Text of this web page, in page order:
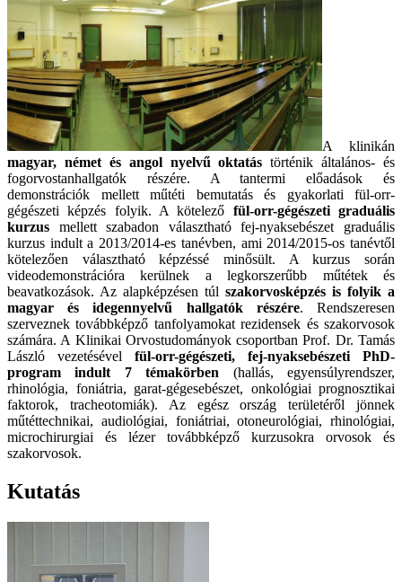
A klinikán
magyar, német és angol nyelvű oktatás történik általános- és
fogorvostanhallgatók részére. A tantermi előadások és
demonstrációk mellett műtéti bemutatás és gyakorlati fül-orr-
gégészeti képzés folyik. A kötelező fül-orr-gégészeti graduális
kurzus mellett szabadon választható fej-nyaksebészet graduális
kurzus indult a 2013/2014-es tanévben, ami 2014/2015-os tanévtől
kötelezően választható képzéssé minősült. A kurzus során
videodemonstrációra kerülnek a legkorszerűbb műtétek és
beavatkozások. Az alapképzésen túl szakorvosképzés is folyik a
magyar és idegennyelvű hallgatók részére. Rendszeresen
szerveznek továbbképző tanfolyamokat rezidensek és szakorvosok
számára. A Klinikai Orvostudományok csoportban Prof. Dr. Tamás
László vezetésével fül-orr-gégészeti, fej-nyaksebészeti PhD-
program indult 7 témakörben (hallás, egyensúlyrendszer,
rhinológia, foniátria, garat-gégesebészet, onkológiai prognosztikai
faktorok, tracheotomiák). Az egész ország területéről jönnek
műtéttechnikai, audiológiai, foniátriai, otoneurológiai, rhinológiai,
microchirurgiai és lézer továbbképző kurzusokra orvosok és
szakorvosok.
Kutatás